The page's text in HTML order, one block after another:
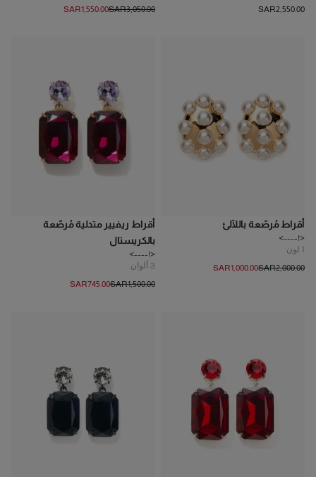
SAR‌2,550.00
SAR‌3,050.00
SAR‌1,550.00
أقراط مُرصّعة باللآلئ
<!---->
1 لون
SAR‌2,000.00
SAR‌1,000.00
أقراط ريفيير متدلية مُرصّعة
بالكريستال
<!---->
3 ألوان
SAR‌1,500.00
SAR‌745.00